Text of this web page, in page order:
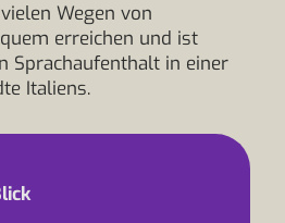
Wegen von
erreichen und ist
Sprachaufenthalt in einer
Italiens.